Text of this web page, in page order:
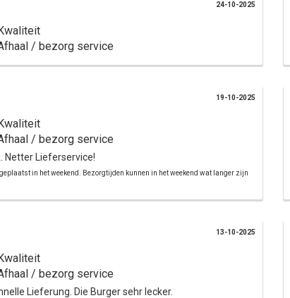
/ bezorg service
24-10-2025
/ bezorg service
Netter Lieferservice!
in het weekend. Bezorgtijden kunnen in het weekend wat langer zijn
19-10-2025
/ bezorg service
Lieferung. Die Burger sehr lecker.
13-10-2025